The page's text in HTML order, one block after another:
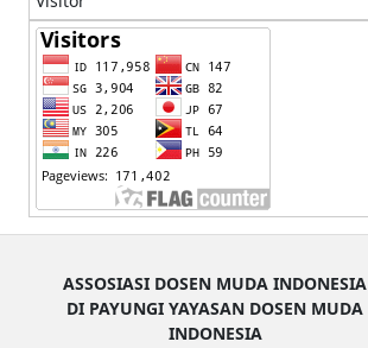
ASSOSIASI DOSEN MUDA INDONESIA
DI PAYUNGI YAYASAN DOSEN MUDA
INDONESIA